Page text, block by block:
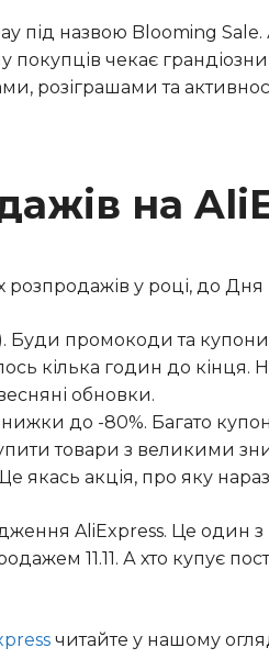
під назвою Blooming
покупців чекає
розіграшами та
на
у році, до
Буди промокоди та
кілька годин до кінця.
обновки.
до -80%. Багато
товари з великими
якась акція, про яку
AliExpress. Це один з
11.11. А хто купує
читайте у нашому